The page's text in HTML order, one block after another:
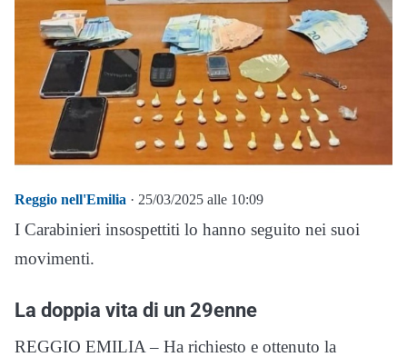
Reggio nell'Emilia · 25/03/2025 alle 10:09
I Carabinieri insospettiti lo hanno seguito nei suoi
movimenti.
La doppia vita di un 29enne
REGGIO EMILIA – Ha richiesto e ottenuto la